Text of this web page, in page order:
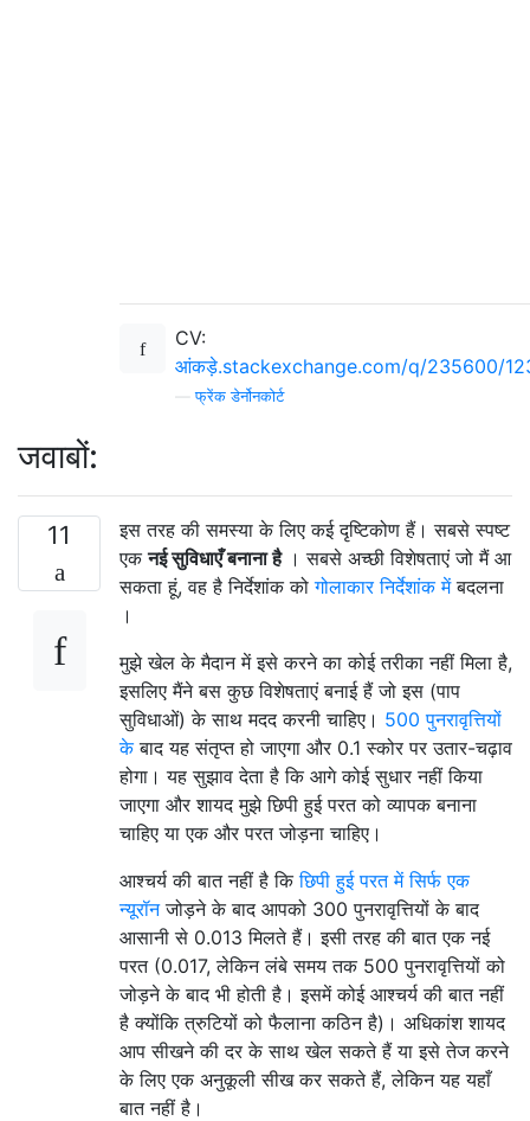
CV:
आंकड़े.stackexchange.com/q/235600/
—फ्रेंक डेर्नोनकोर्ट
जवाबों:
11
इस तरह की समस्या के लिए कई दृष्टिकोण हैं। सबसे स्पष्ट
एकनई सुविधाएँ बनाना है। सबसे अच्छी विशेषताएं जो मैं आ
सकता हूं, वह है निर्देशांक कोगोलाकार निर्देशांक मेंबदलना
।
मुझे खेल के मैदान में इसे करने का कोई तरीका नहीं मिला है,
इसलिए मैंने बस कुछ विशेषताएं बनाई हैं जो इस (पाप
सुविधाओं) के साथ मदद करनी चाहिए। 500 पुनरावृत्तियों
केबाद यह संतृप्त हो जाएगा और 0.1 स्कोर पर उतार-चढ़ाव
होगा। यह सुझाव देता है कि आगे कोई सुधार नहीं किया
जाएगा और शायद मुझे छिपी हुई परत को व्यापक बनाना
चाहिए या एक और परत जोड़ना चाहिए।
आश्चर्य की बात नहीं है किछिपी हुई परत में सिर्फ एक
न्यूरॉनजोड़ने के बाद आपको 300 पुनरावृत्तियों के बाद
आसानी से 0.013 मिलते हैं। इसी तरह की बात एक नई
परत (0.017, लेकिन लंबे समय तक 500 पुनरावृत्तियों को
जोड़ने के बाद भी होती है। इसमें कोई आश्चर्य की बात नहीं
है क्योंकि त्रुटियों को फैलाना कठिन है)। अधिकांश शायद
आप सीखने की दर के साथ खेल सकते हैं या इसे तेज करने
के लिए एक अनुकूली सीख कर सकते हैं, लेकिन यह यहाँ
बात नहीं है।